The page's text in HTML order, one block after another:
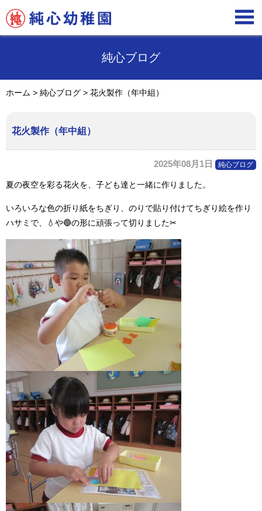

純心ブログ
ホーム > 純心ブログ > 花火製作（年中組）
花火製作（年中組）
2025年08月1日 純心ブログ
夏の夜空を彩る花火を、子ども達と一緒に作りました。
いろいろな色の折り紙をちぎり、のりで貼り付けてちぎり絵を作り
ハサミで、
💧 や🔵の形に頑張って切りました✂